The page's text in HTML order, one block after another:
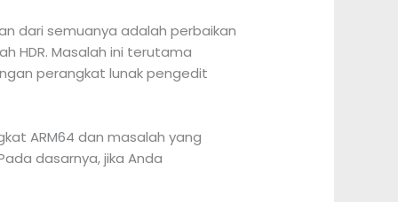
dari semuanya adalah perbaikan
HDR. Masalah ini terutama
perangkat lunak pengedit
ARM64 dan masalah yang
dasarnya, jika Anda